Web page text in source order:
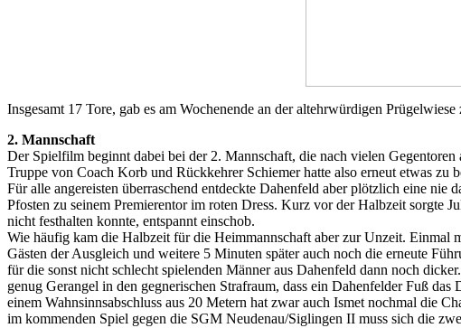
Insgesamt 17 Tore, gab es am Wochenende an der altehrwürdigen
2. Mannschaft
Der Spielfilm beginnt dabei bei der 2. Mannschaft, die nach vielen
Truppe von Coach Korb und Rückkehrer Schiemer hatte also erneut etwas zu
Für alle angereisten überraschend entdeckte Dahenfeld aber plötzlich eine
Pfosten zu seinem Premierentor im roten Dress. Kurz vor der Halbzeit sorgte
nicht festhalten konnte, entspannt einschob.
Wie häufig kam die Halbzeit für die Heimmannschaft aber zur Unzeit.
Gästen der Ausgleich und weitere 5 Minuten später auch noch die erneute
für die sonst nicht schlecht spielenden Männer aus Dahenfeld dann noch
genug Gerangel in den gegnerischen Strafraum, dass ein Dahenfelder Fuß
einem Wahnsinnsabschluss aus 20 Metern hat zwar auch Ismet nochmal die
im kommenden Spiel gegen die SGM Neudenau/Siglingen II muss sich die